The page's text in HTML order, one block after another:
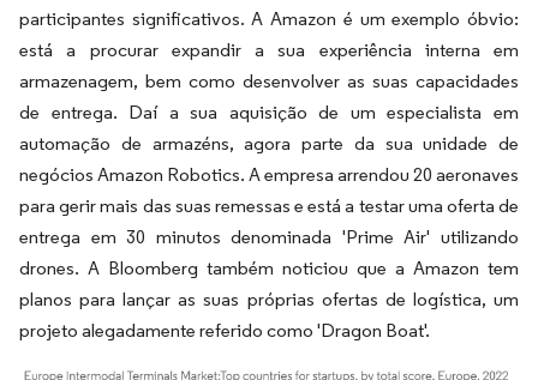
participantes significativos. A Amazon é um exemplo óbvio:
está a procurar expandir a sua experiência interna em
armazenagem, bem como desenvolver as suas capacidades
de entrega. Daí a sua aquisição de um especialista em
automação de armazéns, agora parte da sua unidade de
negócios Amazon Robotics. A empresa arrendou 20 aeronaves
para gerir mais das suas remessas e está a testar uma oferta de
entrega em 30 minutos denominada 'Prime Air' utilizando
drones. A Bloomberg também noticiou que a Amazon tem
planos para lançar as suas próprias ofertas de logística, um
projeto alegadamente referido como 'Dragon Boat'.